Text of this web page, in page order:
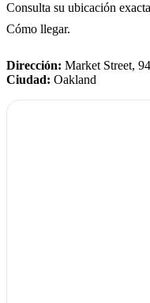
Consulta su ubicación
Cómo llegar.
Dirección: Market Street,
Ciudad: Oakland